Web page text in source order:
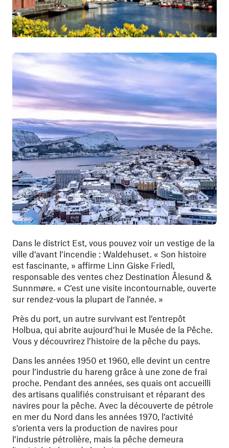
Dans le district Est, vous pouvez voir un vestige de la
ville d’avant l’incendie : Waldehuset. « Son histoire
est fascinante, » affirme Linn Giske Friedl,
responsable des ventes chez Destination Ålesund &
Sunnmøre. « C’est une visite incontournable, ouverte
sur rendez-vous la plupart de l’année. »
Près du port, un autre survivant est l’entrepôt
Holbua, qui abrite aujourd’hui le Musée de la Pêche.
Vous y découvrirez l’histoire de la pêche du pays.
Dans les années 1950 et 1960, elle devint un centre
pour l’industrie du hareng grâce à une zone de frai
proche. Pendant des années, ses quais ont accueilli
des artisans qualifiés construisant et réparant des
navires pour la pêche. Avec la découverte de pétrole
en mer du Nord dans les années 1970, l’activité
s’orienta vers la production de navires pour
l’industrie pétrolière, mais la pêche demeura